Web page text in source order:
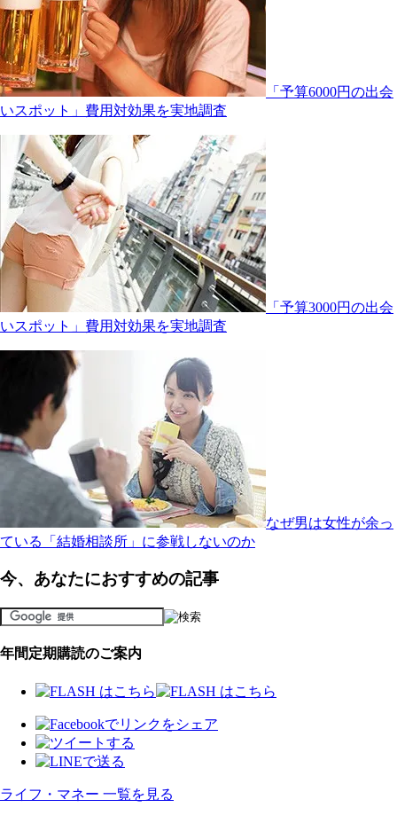
「予算6000円の出会
いスポット」費用対効果を実地調査
「予算3000円の出会
いスポット」費用対効果を実地調査
なぜ男は女性が余っ
ている「結婚相談所」に参戦しないのか
今、あなたにおすすめの記事
年間定期購読のご案内
ライフ・マネー 一覧を見る